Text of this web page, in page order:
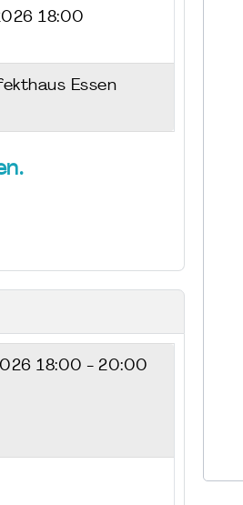
18:00
Essen
18:00 - 20:00